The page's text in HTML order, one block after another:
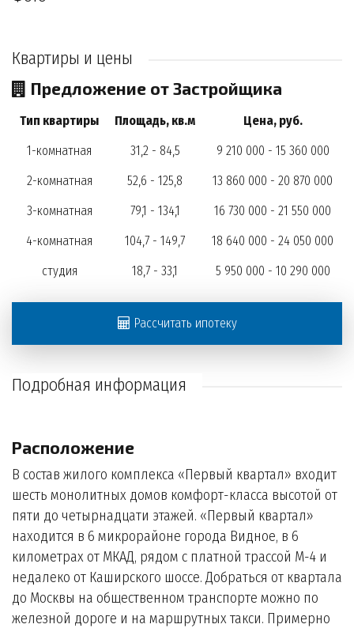
Квартиры и цены
Предложение от Застройщика
Тип квартиры Площадь, кв.м
Цена, руб.
1-комнатная
31,2 - 84,5
9 210 000 - 15 360 000
2-комнатная
52,6 - 125,8
13 860 000 - 20 870 000
3-комнатная
79,1 - 134,1
16 730 000 - 21 550 000
4-комнатная
104,7 - 149,7
18 640 000 - 24 050 000
студия
18,7 - 33,1 5 950 000 - 10 290 000
Рассчитать ипотеку
Подробная информация
Расположение
В состав жилого комплекса «Первый квартал» входит
шесть монолитных домов комфорт-класса высотой от
пяти до четырнадцати этажей. «Первый квартал»
находится в 6 микрорайоне города Видное, в 6
километрах от МКАД, рядом с платной трассой М-4 и
недалеко от Каширского шоссе. Добраться от квартала
до Москвы на общественном транспорте можно по
железной дороге и на маршрутных такси. Примерно